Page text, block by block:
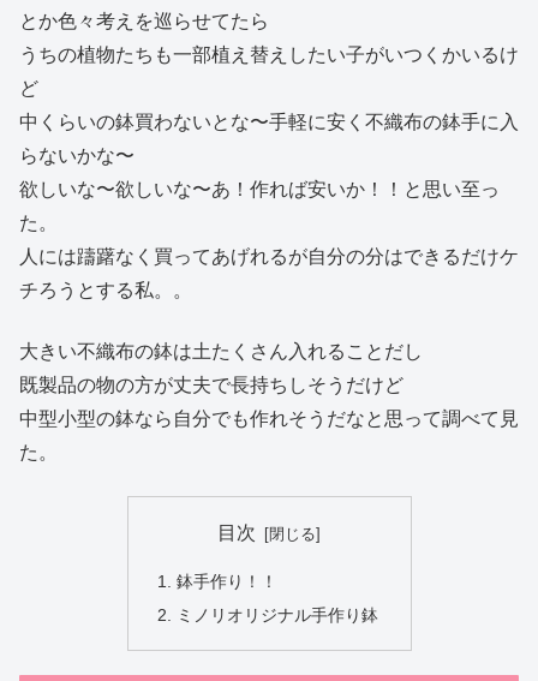
とか色々考えを巡らせてたら
うちの植物たちも一部植え替えしたい子がいつくかいるけ
ど
中くらいの鉢買わないとな〜手軽に安く不織布の鉢手に入
らないかな〜
欲しいな〜欲しいな〜あ！作れば安いか！！と思い至っ
た。
人には躊躇なく買ってあげれるが自分の分はできるだけケ
チろうとする私。。
大きい不織布の鉢は土たくさん入れることだし
既製品の物の方が丈夫で長持ちしそうだけど
中型小型の鉢なら自分でも作れそうだなと思って調べて見
た。
目次
鉢手作り！！
ミノリオリジナル手作り鉢